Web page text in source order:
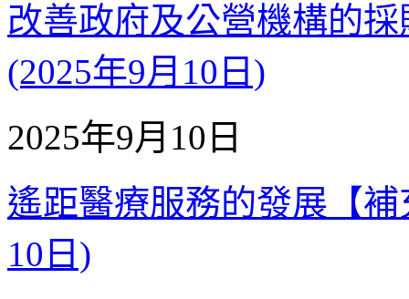
改善政府及公營機構的
(2025年9月10日)
2025年9月10日
遙距醫療服務的發展【
10日)